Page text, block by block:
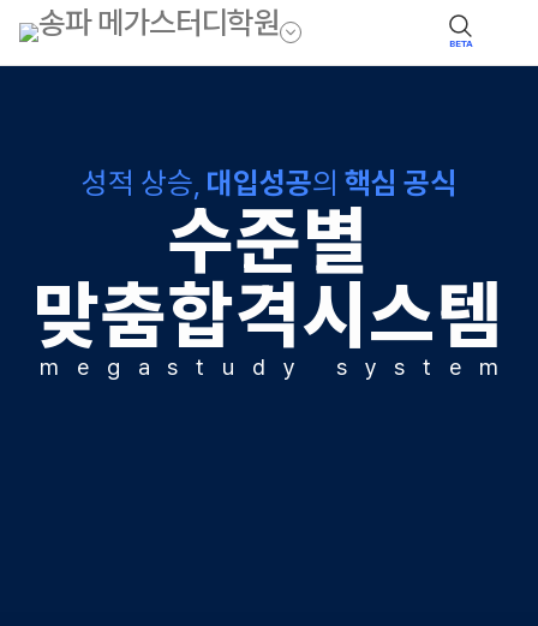
BETA
성적 상승, 대입성공의핵심 공식
수준별
맞춤합격시스템
m e g ast u d y s yst e m